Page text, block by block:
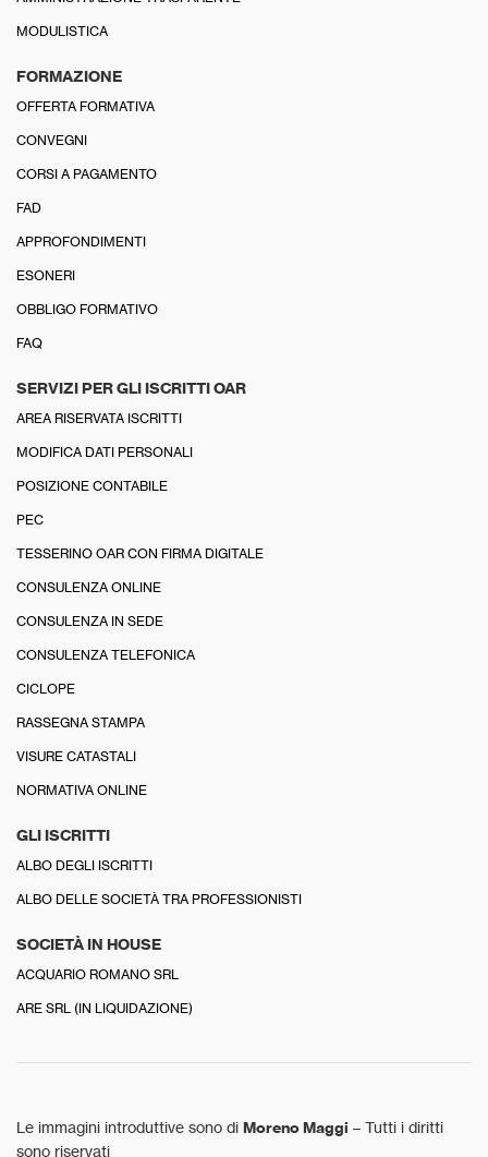
MODULISTICA
FORMAZIONE
OFFERTA FORMATIVA
CONVEGNI
CORSI A PAGAMENTO
FAD
APPROFONDIMENTI
ESONERI
OBBLIGO FORMATIVO
FAQ
SERVIZI PER GLI ISCRITTI OAR
AREA RISERVATA ISCRITTI
MODIFICA DATI PERSONALI
POSIZIONE CONTABILE
PEC
TESSERINO OAR CON FIRMA DIGITALE
CONSULENZA ONLINE
CONSULENZA IN SEDE
CONSULENZA TELEFONICA
CICLOPE
RASSEGNA STAMPA
VISURE CATASTALI
NORMATIVA ONLINE
GLI ISCRITTI
ALBO DEGLI ISCRITTI
ALBO DELLE SOCIETÀ TRA PROFESSIONISTI
SOCIETÀ IN HOUSE
ACQUARIO ROMANO SRL
ARE SRL (IN LIQUIDAZIONE)
Le immagini introduttive sono di Moreno Maggi – Tutti i diritti
sono riservati